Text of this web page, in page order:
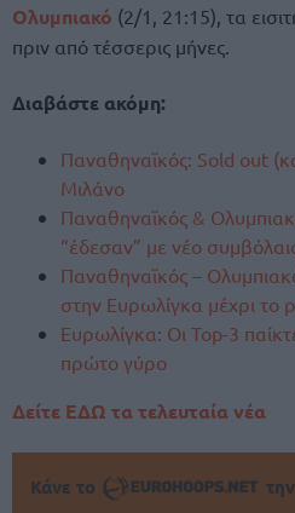
Ολυμπιακό (2/1, 21:15), τα
πριν από τέσσερις μήνες.
Διαβάστε ακόμη:
Παναθηναϊκός: Sold out
Μιλάνο
Παναθηναϊκός &
“έδεσαν” με νέο
Παναθηναϊκός –
στην Ευρωλίγκα μέχρι το
Ευρωλίγκα: Οι Top-3
πρώτο γύρο
Δείτε ΕΔΩ τα τελευταία νέα
Κάνε το